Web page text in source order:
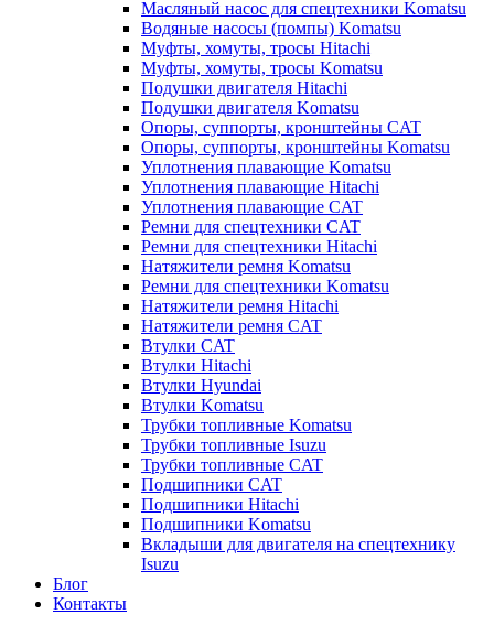
Масляный насос для спецтехники Komatsu
Водяные насосы (помпы) Komatsu
Муфты, хомуты, тросы Hitachi
Муфты, хомуты, тросы Komatsu
Подушки двигателя Hitachi
Подушки двигателя Komatsu
Опоры, суппорты, кронштейны CAT
Опоры, суппорты, кронштейны Komatsu
Уплотнения плавающие Komatsu
Уплотнения плавающие Hitachi
Уплотнения плавающие CAT
Ремни для спецтехники CAT
Ремни для спецтехники Hitachi
Натяжители ремня Komatsu
Ремни для спецтехники Komatsu
Натяжители ремня Hitachi
Натяжители ремня CAT
Втулки CAT
Втулки Hitachi
Втулки Hyundai
Втулки Komatsu
Трубки топливные Komatsu
Трубки топливные Isuzu
Трубки топливные CAT
Подшипники CAT
Подшипники Hitachi
Подшипники Komatsu
Вкладыши для двигателя на спецтехнику
Isuzu
Блог
Контакты